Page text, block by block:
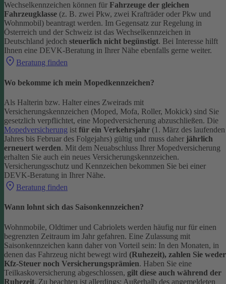
Wechselkennzeichen können für Fahrzeuge der gleichen
Fahrzeugklasse (z. B. zwei Pkw, zwei Krafträder oder Pkw und
Wohnmobil) beantragt werden. Im Gegensatz zur Regelung in
Österreich und der Schweiz ist das Wechselkennzeichen in
Deutschland jedoch steuerlich nicht begünstigt. Bei Interesse hilft
Ihnen eine DEVK-Beratung in Ihrer Nähe ebenfalls gerne weiter.
Beratung finden
Wo bekomme ich mein Mopedkennzeichen?
Als Halterin bzw. Halter eines Zweirads mit
Versicherungskennzeichen (Moped, Mofa, Roller, Mokick) sind Sie
gesetzlich verpflichtet, eine Mopedversicherung abzuschließen. Die
Mopedversicherung ist für ein Verkehrsjahr (1. März des laufenden
Jahres bis Februar des Folgejahrs) gültig und muss daher jährlich
erneuert werden. Mit dem Neuabschluss Ihrer Mopedversicherung
erhalten Sie auch ein neues Versicherungskennzeichen.
Versicherungsschutz und Kennzeichen bekommen Sie bei einer
DEVK-Beratung in Ihrer Nähe.
Beratung finden
Wann lohnt sich das Saisonkennzeichen?
Wohnmobile, Oldtimer und Cabriolets werden häufig nur für einen
begrenzten Zeitraum im Jahr gefahren. Eine Zulassung mit
Saisonkennzeichen kann daher von Vorteil sein: In den Monaten, in
denen das Fahrzeug nicht bewegt wird (Ruhezeit), zahlen Sie weder
Kfz-Steuer noch Versicherungsprämien. Haben Sie eine
Teilkaskoversicherung abgeschlossen, gilt diese auch während der
Ruhezeit. Zu beachten ist allerdings: Außerhalb des angemeldeten